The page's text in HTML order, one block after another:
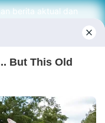
berita aktual dan
yang tepat.